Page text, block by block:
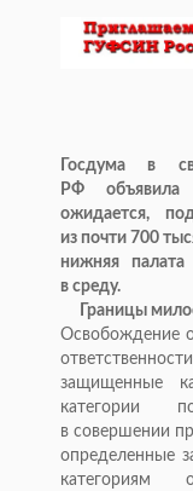
Госдума в
РФ
ожидается,
из почти 700
нижняя
в среду.
Границы
Освобождение
защищенные
категории
в совершении
определенные
категориям